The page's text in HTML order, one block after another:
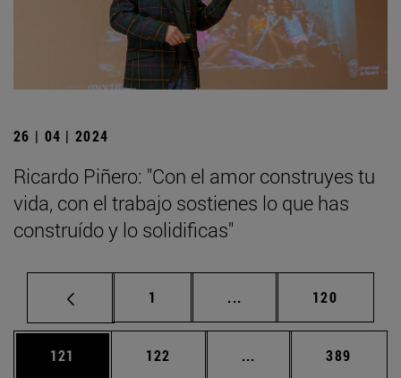
26 | 04 | 2024
Ricardo Piñero: "Con el amor construyes tu
vida, con el trabajo sostienes lo que has
construído y lo solidificas"
Página
1 ... Páginas intermedias
Página
120
Página
121 Página
122 ... Páginas intermedias
Página
389